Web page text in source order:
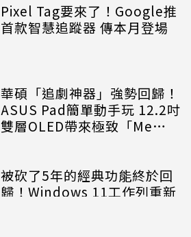
Pixel Tag要來了！Google推
首款智慧追蹤器 傳本月登場
華碩「追劇神器」強勢回歸！
ASUS Pad簡單動手玩 12.2吋
雙層OLED帶來極致「Me
被砍了5年的經典功能終於回
歸！Windows 11工作列重新